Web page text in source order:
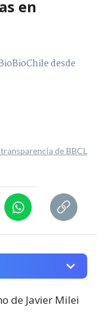
en
desde
de BBCL
de Javier Milei